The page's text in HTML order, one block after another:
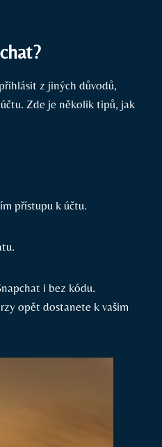
z jiných důvodů,
Zde je několik tipů, jak
přístupu k účtu.
i bez kódu.
opět dostanete k vašim